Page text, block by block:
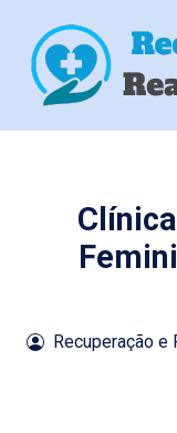
Recuperação e